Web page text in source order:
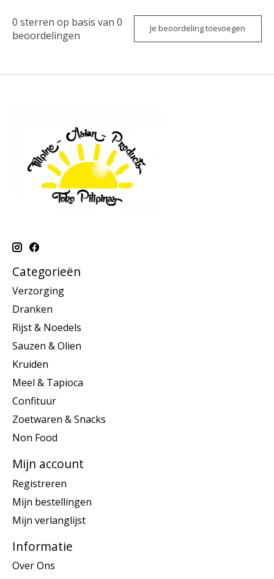
0 sterren op basis van 0
beoordelingen
Je beoordeling toevoegen
Categorieën
Verzorging
Dranken
Rijst & Noedels
Sauzen & Olien
Kruiden
Meel & Tapioca
Confituur
Zoetwaren & Snacks
Non Food
Mijn account
Registreren
Mijn bestellingen
Mijn verlanglijst
Informatie
Over Ons